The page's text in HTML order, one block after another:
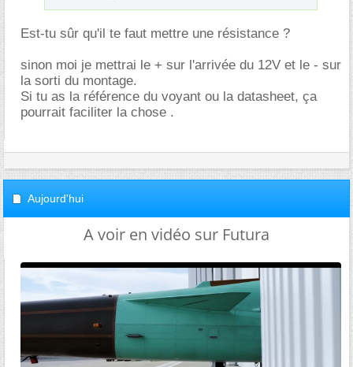
Est-tu sûr qu'il te faut mettre une résistance ?
sinon moi je mettrai le + sur l'arrivée du 12V et le - sur
la sorti du montage.
Si tu as la référence du voyant ou la datasheet, ça
pourrait faciliter la chose .
Aujourd'hui
A voir en vidéo sur Futura